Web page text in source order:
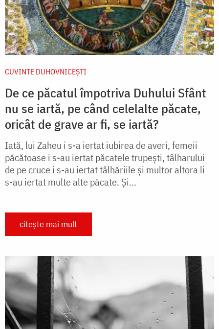
CUVINTE DUHOVNICEȘTI
De ce păcatul împotriva Duhului Sfânt
nu se iartă, pe când celelalte păcate,
oricât de grave ar fi, se iartă?
Iată, lui Zaheu i s-a iertat iubirea de averi, femeii
păcătoase i s-au iertat păcatele trupeşti, tâlharului
de pe cruce i s-au iertat tâlhăriile şi multor altora li
s-au iertat multe alte păcate. Şi...
citește mai mult